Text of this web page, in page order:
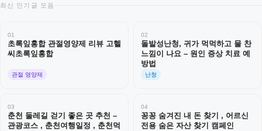
최신 인기글 모음
01
초록잎홍합 관절영양제 리뷰 고헬
씨초록잎홍합
관절 영양제
02
돌발성난청, 귀가 먹먹하고 물 찬
느낌이 나요 – 원인 증상 치료 예
방법
난청
03
춘천 둘레길 걷기 좋은 곳 추천 –
관광코스 , 춘천여행일정 , 춘천먹
04
꽁꽁 숨겨진 내 돈 찾기 , 어르신
전용 숨은 자산 찾기 캠페인